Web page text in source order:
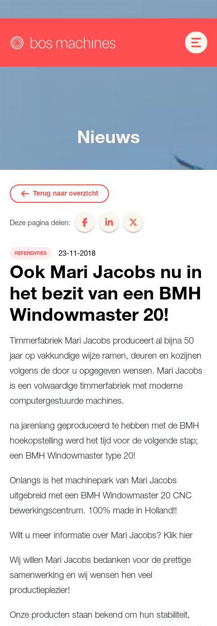
Nieuws
Terug naar overzicht
Deze pagina delen:
REFERENTIES 23-11-2018
Ook Mari Jacobs nu in
het bezit van een BMH
Windowmaster 20!
Timmerfabriek Mari Jacobs produceert al bijna 50
jaar op vakkundige wijze ramen, deuren en kozijnen
volgens de door u opgegeven wensen. Mari Jacobs
is een volwaardige timmerfabriek met moderne
computergestuurde machines.
na jarenlang geproduceerd te hebben met de BMH
hoekopstelling werd het tijd voor de volgende stap;
een BMH Windowmaster type 20!
Onlangs is het machinepark van Mari Jacobs
uitgebreid met een BMH Windowmaster 20 CNC
bewerkingscentrum. 100% made in Holland!!
Wilt u meer informatie over Mari Jacobs? Klik hier
Wij willen Mari Jacobs bedanken voor de prettige
samenwerking en wij wensen hen veel
productieplezier!
Onze producten staan bekend om hun stabiliteit,